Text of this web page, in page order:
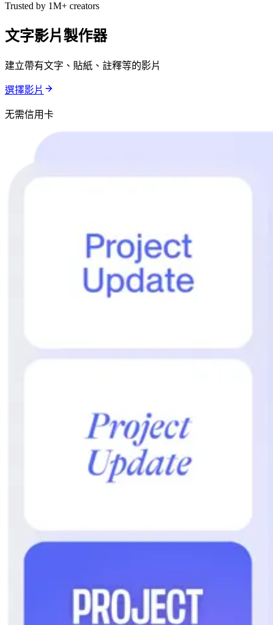
Trusted by 1M+ creators
文字影片製作器
建立帶有文字、貼紙、註釋等的影片
選擇影片
无需信用卡